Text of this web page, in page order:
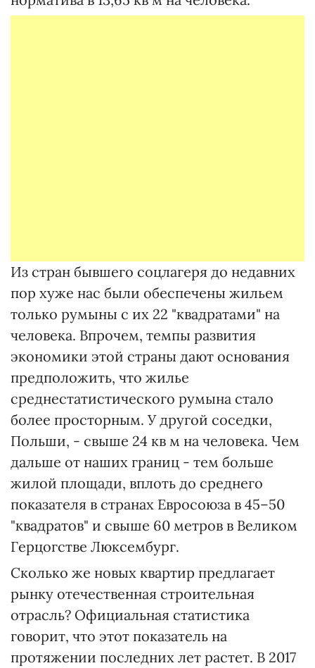
Из стран бывшего соцлагеря до недавних
пор хуже нас были обеспечены жильем
только румыны с их 22 "квадратами" на
человека. Впрочем, темпы развития
экономики этой страны дают основания
предположить, что жилье
среднестатистического румына стало
более просторным. У другой соседки,
Польши, - свыше 24 кв м на человека. Чем
дальше от наших границ - тем больше
жилой площади, вплоть до среднего
показателя в странах Евросоюза в 45–50
"квадратов" и свыше 60 метров в Великом
Герцогстве Люксембург.
Сколько же новых квартир предлагает
рынку отечественная строительная
отрасль? Официальная статистика
говорит, что этот показатель на
протяжении последних лет растет. В 2017